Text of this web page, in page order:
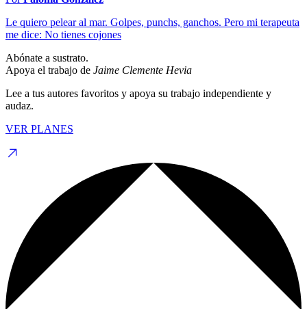
Le quiero pelear al mar. Golpes, punchs, ganchos. Pero mi terapeuta
me dice: No tienes cojones
Abónate a sustrato.
Apoya el trabajo de Jaime Clemente Hevia
Lee a tus autores favoritos y apoya su trabajo independiente y
audaz.
VER PLANES